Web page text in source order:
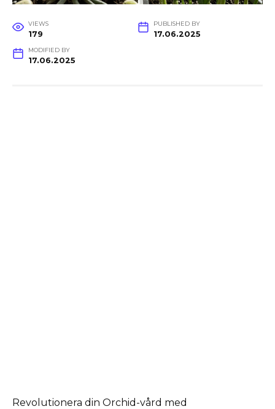
VIEWS
179
PUBLISHED BY
17.06.2025
MODIFIED BY
17.06.2025
Revolutionera din Orchid-vård med